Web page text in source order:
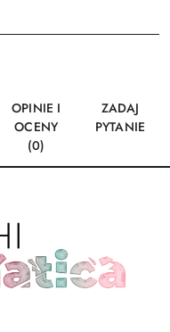
OPINIE I
OCENY
(0)
ZADAJ
PYTANIE